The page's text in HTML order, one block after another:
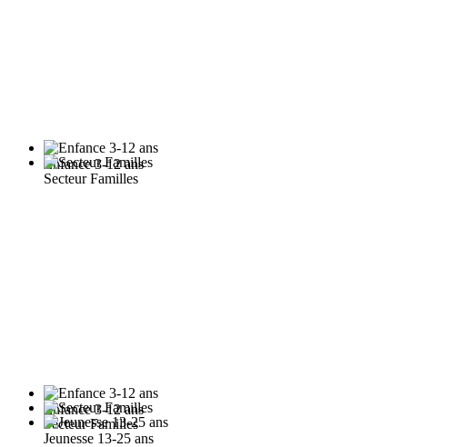
Enfance 3-12 ans
Enfance 3-12 ans
Secteur Familles
Secteur Familles
Jeunesse 13-25 ans